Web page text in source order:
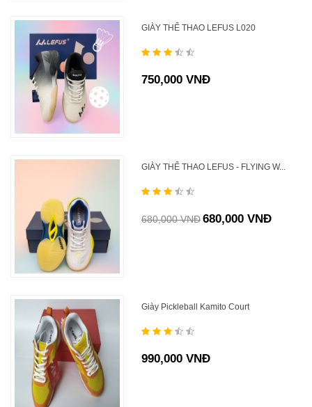
GIÀY THỂ THAO LEFUS L020
750,000 VNĐ
GIÀY THỂ THAO LEFUS - FLYING W...
680,000 VNĐ680,000 VNĐ
Giày Pickleball Kamito Court
990,000 VNĐ